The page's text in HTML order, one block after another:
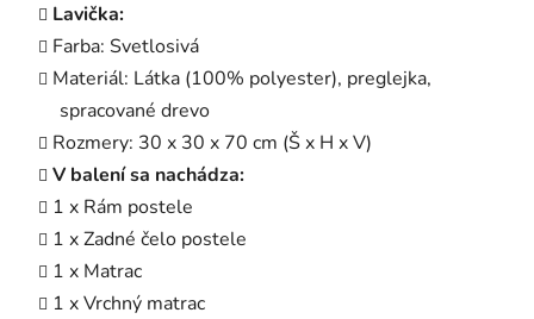
Lavička:
Farba: Svetlosivá
Materiál: Látka (100% polyester), preglejka,
spracované drevo
Rozmery: 30 x 30 x 70 cm (Š x H x V)
V balení sa nachádza:
1 x Rám postele
1 x Zadné čelo postele
1 x Matrac
1 x Vrchný matrac